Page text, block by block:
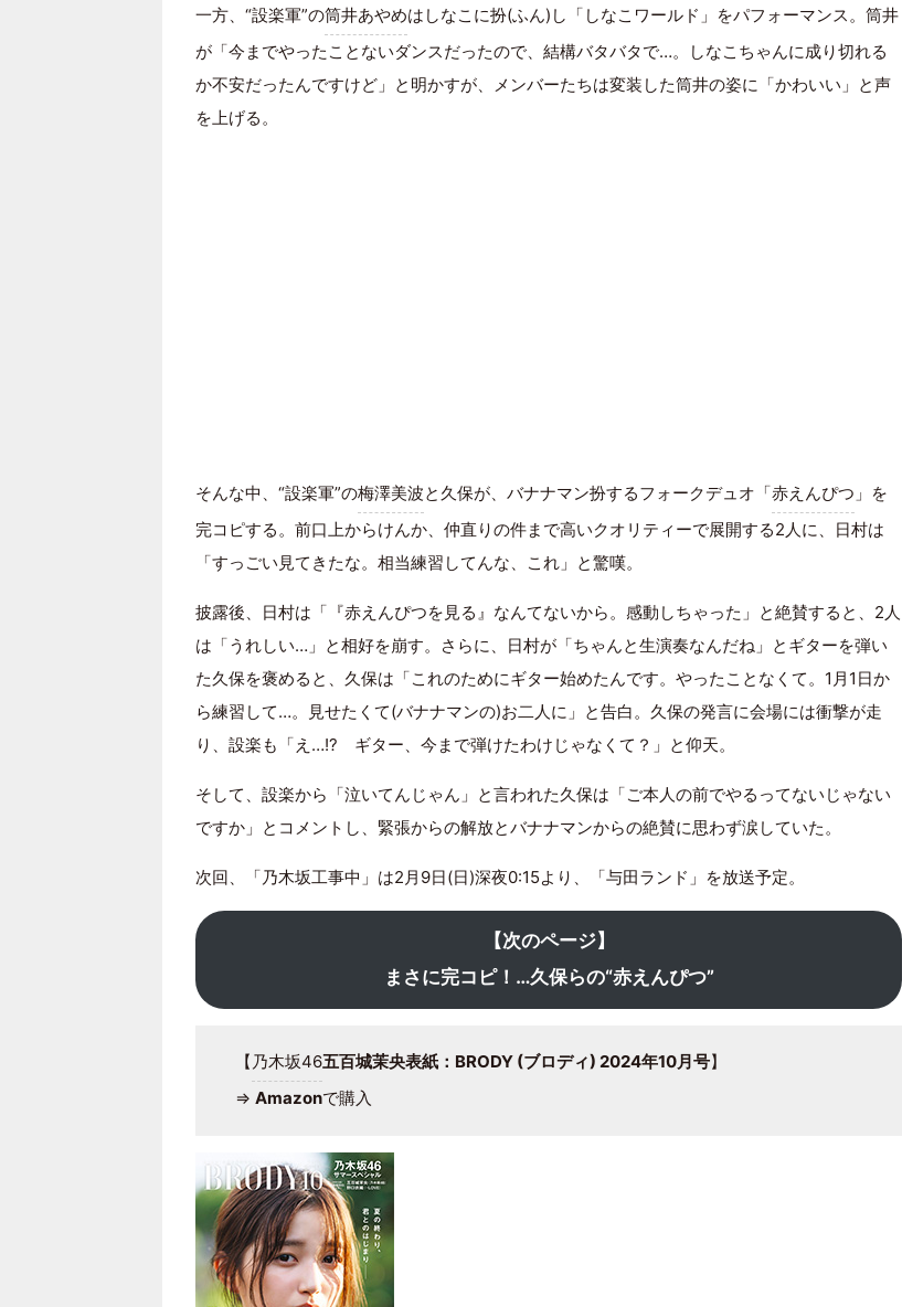
一方、“設楽軍”の筒井あやめはしなこに扮(ふん)し「しなこワールド」をパフォーマンス。筒井
が「今までやったことないダンスだったので、結構バタバタで…。しなこちゃんに成り切れる
か不安だったんですけど」と明かすが、メンバーたちは変装した筒井の姿に「かわいい」と声
を上げる。
そんな中、“設楽軍”の梅澤美波と久保が、バナナマン扮するフォークデュオ「赤えんぴつ 」を
完コピする。前口上からけんか、仲直りの件まで高いクオリティーで展開する2人に、日村は
「すっごい見てきたな。相当練習してんな、これ」と驚嘆。
披露後、日村は「『赤えんぴつを見る』なんてないから。感動しちゃった」と絶賛すると、2人
は「うれしい…」と相好を崩す。さらに、日村が「ちゃんと生演奏なんだね」とギターを弾い
た久保を褒めると、久保は「これのためにギター始めたんです。やったことなくて。1月1日か
ら練習して…。見せたくて(バナナマンの)お二人に」と告白。久保の発言に会場には衝撃が走
り、設楽も「え…!? ギター、今まで弾けたわけじゃなくて？」と仰天。
そして、設楽から「泣いてんじゃん」と言われた久保は「ご本人の前でやるってないじゃない
ですか」とコメントし、緊張からの解放とバナナマンからの絶賛に思わず涙していた。
次回、「乃木坂工事中」は2月9日(日)深夜0:15より、「与田ランド」を放送予定。
【次のページ】
まさに完コピ！…久保らの“赤えんぴつ”
【 乃木坂46五百城茉央表紙：BRODY (ブロディ) 2024年10月号】
⇒ Amazonで購入